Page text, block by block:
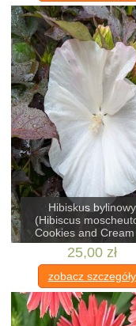
Hibiskus bylinowy
(Hibiscus
Cookies and Cream
25,00 zł
zobacz szczegóły